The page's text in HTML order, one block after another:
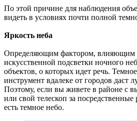
По этой причине для наблюдения
видеть в условиях почти полной
Яркость неба
Определяющим фактором, влияющим
искусственной подсветки ночного
объектов, о которых идет речь.
инструмент вдалеке от городов даст
Поэтому, если вы живете в районе с
или свой телескоп за
есть темное небо.